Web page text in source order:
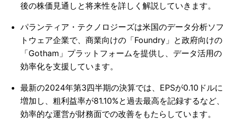
後の株価見通しと将来性を詳しく解説していきます。
パランティア・テクノロジーズは米国のデータ分析ソフ
トウェア企業で、商業向けの「Foundry」と政府向けの
「Gotham」プラットフォームを提供し、データ活用の
効率化を支援しています。
最新の2024年第3四半期の決算では、EPSが0.10ドルに
増加し、粗利益率が81.10%と過去最高を記録するなど、
効率的な運営が財務面での改善をもたらしています。